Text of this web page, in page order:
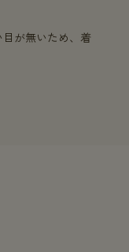
が無いため、着